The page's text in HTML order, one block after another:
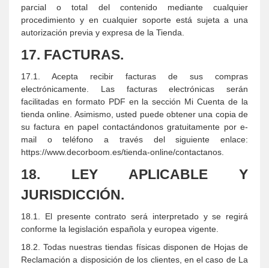
parcial o total del contenido mediante cualquier
procedimiento y en cualquier soporte está sujeta a una
autorización previa y expresa de la Tienda.
17. FACTURAS.
17.1. Acepta recibir facturas de sus compras
electrónicamente. Las facturas electrónicas serán
facilitadas en formato PDF en la sección Mi Cuenta de la
tienda online. Asimismo, usted puede obtener una copia de
su factura en papel contactándonos gratuitamente por e-
mail o teléfono a través del siguiente enlace:
https://www.decorboom.es/tienda-online/contactanos.
18. LEY APLICABLE Y
JURISDICCIÓN.
18.1. El presente contrato será interpretado y se regirá
conforme la legislación española y europea vigente.
18.2. Todas nuestras tiendas físicas disponen de Hojas de
Reclamación a disposición de los clientes, en el caso de La